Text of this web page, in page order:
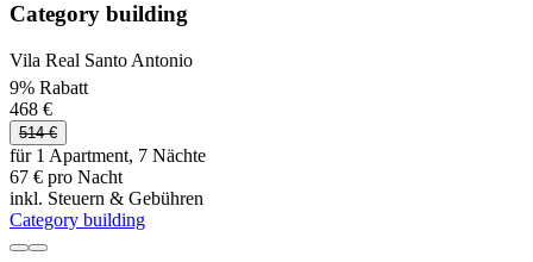
Category building
Vila Real Santo Antonio
9% Rabatt
468 €
514 €
für 1 Apartment, 7 Nächte
67 € pro Nacht
inkl. Steuern & Gebühren
Category building